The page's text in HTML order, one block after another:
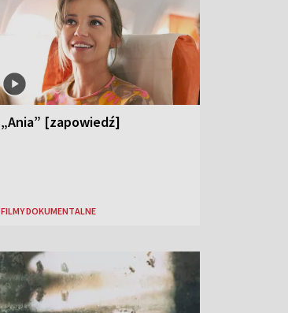
„Ania” [zapowiedź]
FILMY DOKUMENTALNE